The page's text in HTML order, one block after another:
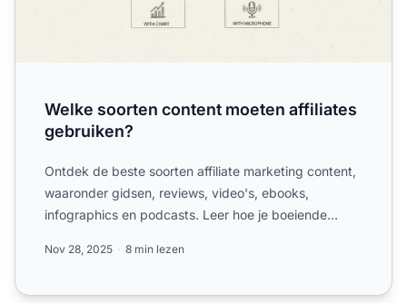
Welke soorten content moeten affiliates
gebruiken?
Ontdek de beste soorten affiliate marketing content,
waaronder gidsen, reviews, video's, ebooks,
infographics en podcasts. Leer hoe je boeiende
Nov 28, 2025 8 min lezen